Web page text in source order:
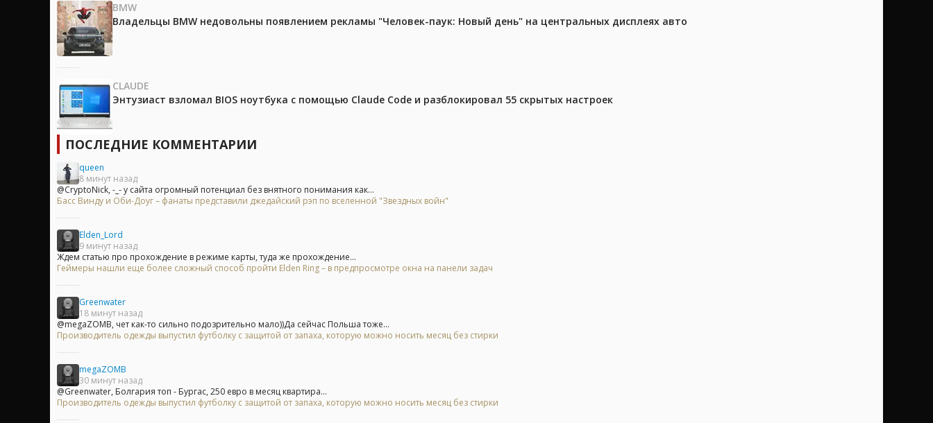
BMW
Владельцы BMW недовольны появлением рекламы "Человек-паук: Новый день" на центральных дисплеях авто
CLAUDE
Энтузиаст взломал BIOS ноутбука с помощью Claude Code и разблокировал 55 скрытых настроек
ПОСЛЕДНИЕ КОММЕНТАРИИ
queen
8 минут назад
@CryptoNick, -_- у сайта огромный потенциал без внятного понимания как...
Басс Винду и Оби-Доуг – фанаты представили джедайский рэп по вселенной "Звездных войн"
Elden_Lord
9 минут назад
Ждем статью про прохождение в режиме карты, туда же прохождение...
Геймеры нашли еще более сложный способ пройти Elden Ring – в предпросмотре окна на панели задач
Greenwater
18 минут назад
@megaZOMB, чет как-то сильно подозрительно мало))Да сейчас Польша тоже...
Производитель одежды выпустил футболку с защитой от запаха, которую можно носить месяц без стирки
megaZOMB
30 минут назад
@Greenwater, Болгария топ - Бургас, 250 евро в месяц квартира...
Производитель одежды выпустил футболку с защитой от запаха, которую можно носить месяц без стирки